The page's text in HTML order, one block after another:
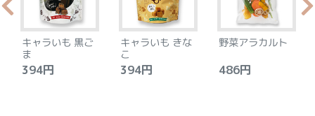
キャラいも 黒ご
ま
394円
キャラいも きな
こ
394円
野菜アラカルト
486円